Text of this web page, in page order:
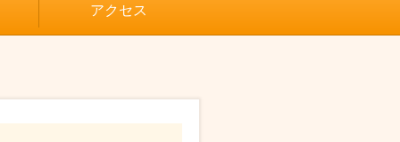
アクセス